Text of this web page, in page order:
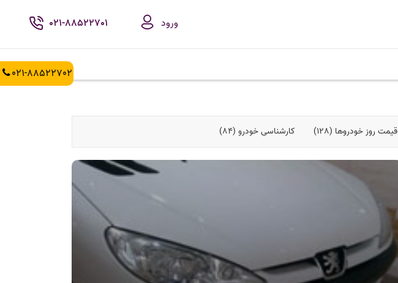
ورود 021-88522701
021-88522702
قیمت روز خودروها (128) کارشناسی خودرو (84)